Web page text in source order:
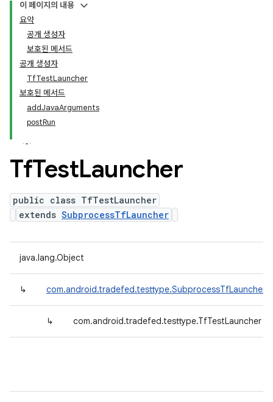
이 페이지의 내용
요약
공개 생성자
보호된 메서드
공개 생성자
TfTestLauncher
보호된 메서드
addJavaArguments
postRun
TfTestLauncher
public class TfTestLauncher
extends SubprocessTfLauncher
java.lang.Object
↳ com.android.tradefed.testtype.SubprocessTfLauncher
↳ com.android.tradefed.testtype.TfTestLauncher